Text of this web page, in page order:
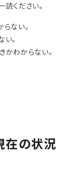
ください。
ない。
。
わからない。
在の状況